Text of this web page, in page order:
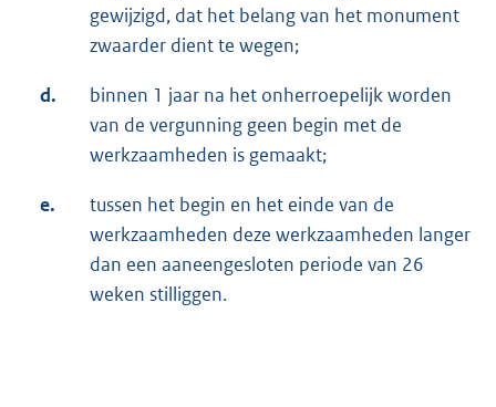
gewijzigd, dat het belang van het monument
zwaarder dient te wegen;
d.
binnen 1 jaar na het onherroepelijk worden
van de vergunning geen begin met de
werkzaamheden is gemaakt;
e.
tussen het begin en het einde van de
werkzaamheden deze werkzaamheden langer
dan een aaneengesloten periode van 26
weken stilliggen.